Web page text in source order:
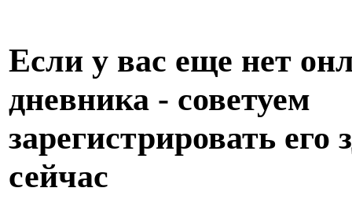
Если у вас еще нет
дневника - советуем
зарегистрировать его
сейчас